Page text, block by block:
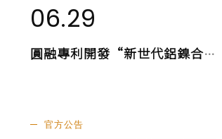
06.29
圓融專利開發“新世代鋁鎳合金” 榮獲國際知名期刊，合金與化合物雜誌 (Journal of Alloys and Compounds)收錄!
官方公告